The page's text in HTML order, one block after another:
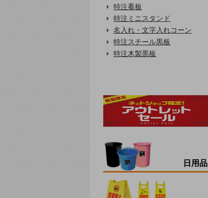
特注看板
特注ミニスタンド
名入れ・文字入れコーン
特注スチール黒板
特注木製黒板
日用品